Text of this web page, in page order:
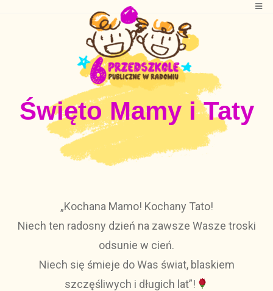
Święto Mamy i Taty
„Kochana Mamo! Kochany Tato!
Niech ten radosny dzień na zawsze Wasze troski
odsunie w cień.
Niech się śmieje do Was świat, blaskiem
szczęśliwych i długich lat”!